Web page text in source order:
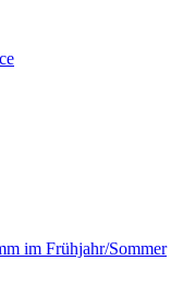
im Frühjahr/Sommer